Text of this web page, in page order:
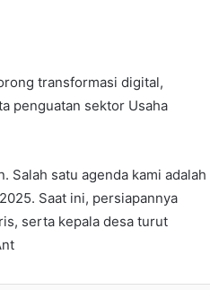
transformasi digital,
penguatan sektor Usaha
Salah satu agenda kami adalah
Saat ini, persiapannya
serta kepala desa turut